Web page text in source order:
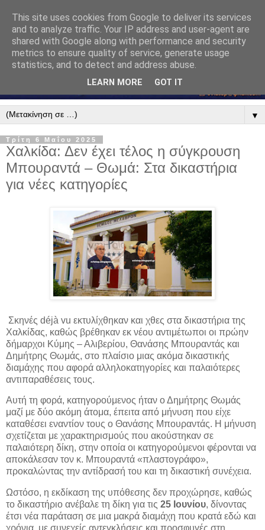
▼
Τρίτη 6 Μαΐου 2025
Χαλκίδα: Δεν έχει τέλος η σύγκρουση
Μπουραντά – Θωμά: Στα δικαστήρια
για νέες κατηγορίες
Σκηνές déjà vu εκτυλίχθηκαν και χθες στα δικαστήρια της
Χαλκίδας, καθώς βρέθηκαν εκ νέου αντιμέτωποι οι πρώην
δήμαρχοι Κύμης – Αλιβερίου, Θανάσης Μπουραντάς και
Δημήτρης Θωμάς, στο πλαίσιο μιας ακόμα δικαστικής
διαμάχης που αφορά αλληλοκατηγορίες και παλαιότερες
αντιπαραθέσεις τους.
Αυτή τη φορά, κατηγορούμενος ήταν ο Δημήτρης Θωμάς
μαζί με δύο ακόμη άτομα, έπειτα από μήνυση που είχε
καταθέσει εναντίον τους ο Θανάσης Μπουραντάς. Η μήνυση
σχετίζεται με χαρακτηρισμούς που ακούστηκαν σε
παλαιότερη δίκη, στην οποία οι κατηγορούμενοι φέρονται να
αποκάλεσαν τον κ. Μπουραντά «πλαστογράφο»,
προκαλώντας την αντίδρασή του και τη δικαστική συνέχεια.
Ωστόσο, η εκδίκαση της υπόθεσης δεν προχώρησε, καθώς
το δικαστήριο ανέβαλε τη δίκη για τις 25 Ιουνίου, δίνοντας
έτσι νέα παράταση σε μια μακρά διαμάχη που κρατά εδώ και
This site uses cookies from Google to deliver its services
and to analyze traffic. Your IP address and user-agent are
shared with Google along with performance and security
metrics to ensure quality of service, generate usage
statistics, and to detect and address abuse.
LEARN MORE GOT IT